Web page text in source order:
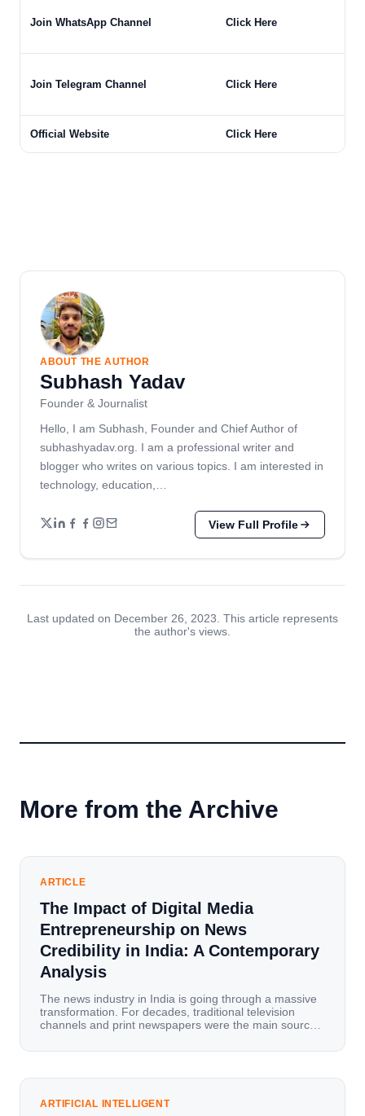
Join WhatsApp Channel Click Here
Join Telegram Channel Click Here
Official Website Click Here
ABOUT THE AUTHOR
Subhash Yadav
Founder & Journalist
Hello, I am Subhash, Founder and Chief Author of
subhashyadav.org. I am a professional writer and
blogger who writes on various topics. I am interested in
technology, education,…
View Full Profile
Last updated on December 26, 2023. This article represents
the author's views.
More from the Archive
ARTICLE
The Impact of Digital Media
Entrepreneurship on News
Credibility in India: A Contemporary
Analysis
The news industry in India is going through a massive
transformation. For decades, traditional television
channels and print newspapers were the main sources
mobile data, affordable smartphones, and high-speed
has become a mobile-first market where consumers
ARTIFICIAL INTELLIGENT